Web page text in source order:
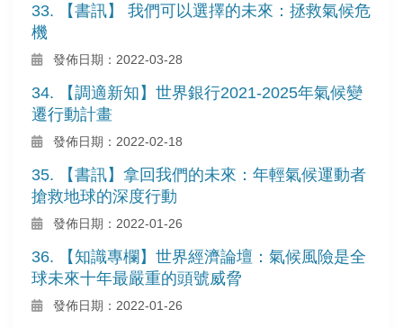
33. 【書訊】 我們可以選擇的未來：拯救氣候危
機
發佈日期：2022-03-28
34. 【調適新知】世界銀行2021-2025年氣候變
遷行動計畫
發佈日期：2022-02-18
35. 【書訊】拿回我們的未來：年輕氣候運動者
搶救地球的深度行動
發佈日期：2022-01-26
36. 【知識專欄】世界經濟論壇：氣候風險是全
球未來十年最嚴重的頭號威脅
發佈日期：2022-01-26